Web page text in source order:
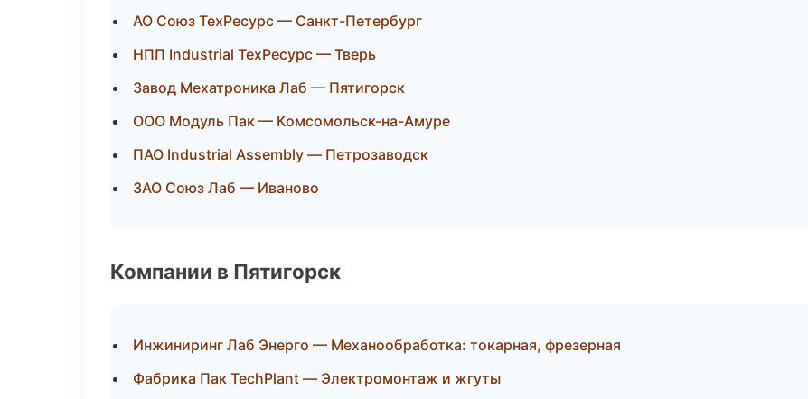
АО Союз ТехРесурс — Санкт-Петербург
НПП Industrial ТехРесурс — Тверь
Завод Мехатроника Лаб — Пятигорск
ООО Модуль Пак — Комсомольск-на-Амуре
ПАО Industrial Assembly — Петрозаводск
ЗАО Союз Лаб — Иваново
Компании в Пятигорск
Инжиниринг Лаб Энерго — Механообработка: токарная, фрезерная
Фабрика Пак TechPlant — Электромонтаж и жгуты